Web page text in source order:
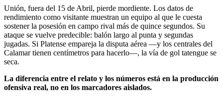
Unión, fuera del 15 de Abril, pierde mordiente. Los datos de
rendimiento como visitante muestran un equipo al que le cuesta
sostener la posesión en campo rival más de quince segundos. Su
ataque se vuelve predecible: balón largo al punta y segundas
jugadas. Si Platense empareja la disputa aérea —y los centrales del
Calamar tienen centímetros para hacerlo—, la vía de gol tatengue se
seca.
La diferencia entre el relato y los números está en la producción
ofensiva real, no en los marcadores aislados.